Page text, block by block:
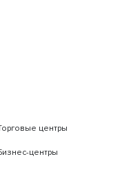
центры
центры